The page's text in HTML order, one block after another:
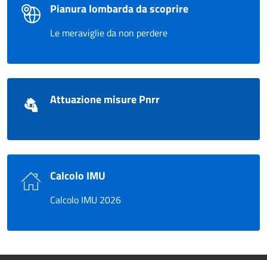
Pianura lombarda da scoprire
Le meraviglie da non perdere
Attuazione misure Pnrr
Calcolo IMU
Calcolo IMU 2026